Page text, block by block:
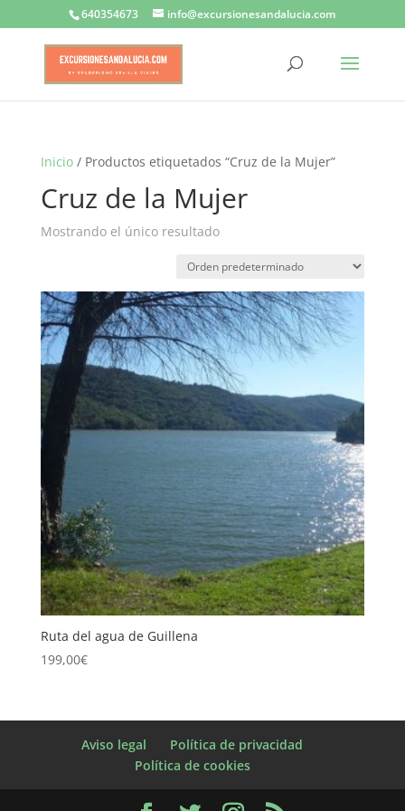
640354673 info@excursionesandalucia.com
Inicio/ Productos etiquetados “Cruz de la Mujer”
Cruz de la Mujer
Mostrando el único resultado
Ruta del agua de Guillena
199,00€
Aviso legal
Política de privacidad
Política de cookies